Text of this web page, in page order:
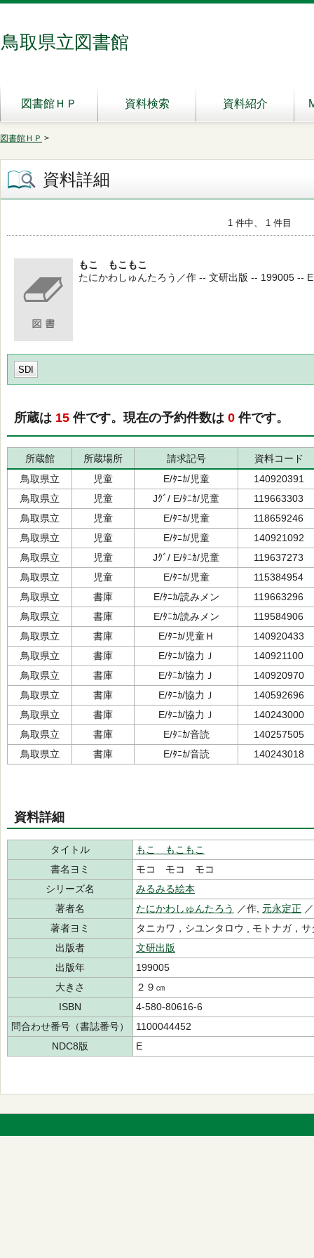
鳥取県立図書館
図書館ＨＰ 資料検索 資料紹介
図書館ＨＰ >
資料詳細
1 件中、 1 件目
もこ もこもこ
たにかわしゅんたろう／作 -- 文研出版 -- 199005 -- E
SDI
所蔵は 15 件です。現在の予約件数は 0 件です。
所蔵館 所蔵場所 請求記号
資料コード
鳥取県立
児童 E/ﾀﾆｶ/児童
140920391
鳥取県立
児童 Jｸﾞ/ E/ﾀﾆｶ/児童
119663303
鳥取県立
児童 E/ﾀﾆｶ/児童
118659246
鳥取県立
児童 E/ﾀﾆｶ/児童
140921092
鳥取県立
児童 Jｸﾞ/ E/ﾀﾆｶ/児童
119637273
鳥取県立
児童 E/ﾀﾆｶ/児童
115384954
鳥取県立
書庫 E/ﾀﾆｶ/読みメン
119663296
鳥取県立
書庫 E/ﾀﾆｶ/読みメン
119584906
鳥取県立
書庫 E/ﾀﾆｶ/児童Ｈ
140920433
鳥取県立
書庫 E/ﾀﾆｶ/協力Ｊ
140921100
鳥取県立
書庫 E/ﾀﾆｶ/協力Ｊ
140920970
鳥取県立
書庫 E/ﾀﾆｶ/協力Ｊ
140592696
鳥取県立
書庫 E/ﾀﾆｶ/協力Ｊ
140243000
鳥取県立
書庫 E/ﾀﾆｶ/音読
140257505
鳥取県立
書庫 E/ﾀﾆｶ/音読 140243018
資料詳細
タイトル
もこ もこもこ
書名ヨミ
モコ モコ モコ
シリーズ名
みるみる絵本
著者名
たにかわしゅんたろう ／作, 元永定正
著者ヨミ
タニカワ，シユンタロウ , モトナガ，
出版者
文研出版
出版年
199005
大きさ
２９㎝
ISBN
4-580-80616-6
問合わせ番号（書誌番号）
1100044452
NDC8版
E